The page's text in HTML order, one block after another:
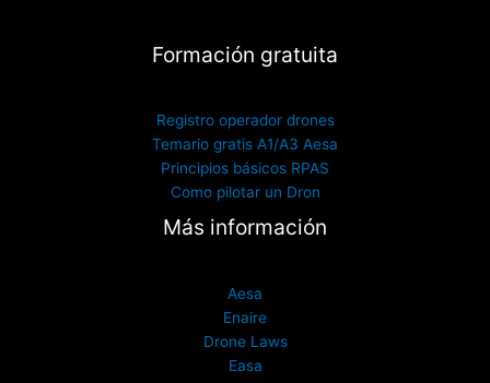
Formación gratuita
Registro operador drones
Temario gratis A1/A3 Aesa
Principios básicos RPAS
Como pilotar un Dron
Más información
Aesa
Enaire
Drone Laws
Easa